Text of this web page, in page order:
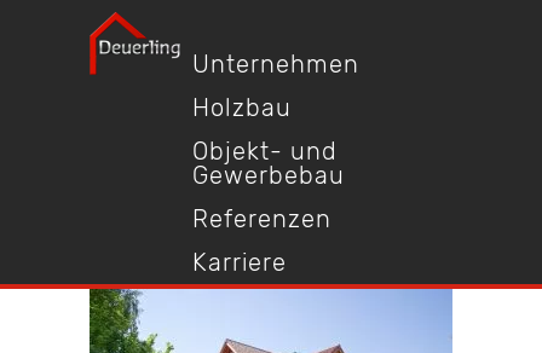
Unternehmen
Holzbau
Objekt- und
Gewerbebau
Referenzen
Karriere